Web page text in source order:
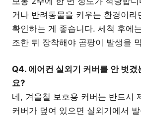
거나 반려동물을 키우는 환경이라
확인하는 게 좋습니다. 세척 후에
조한 뒤 장착해야 곰팡이 발생을
Q4. 에어컨 실외기 커버를 안 벗겼
요?
네, 겨울철 보호용 커버는 반드시
커버가 덮여 있으면 실외기에서